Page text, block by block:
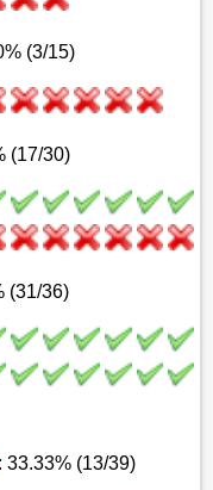
(3/15)
(17/30)
(31/36)
: 33.33% (13/39)